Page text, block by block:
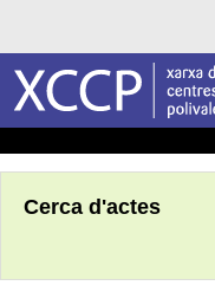
Cerca d'actes